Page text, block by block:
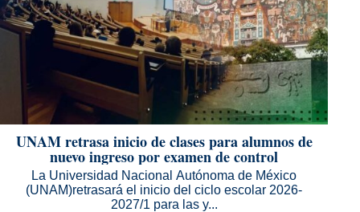
UNAM retrasa inicio de clases para alumnos de
nuevo ingreso por examen de control
La Universidad Nacional Autónoma de México
(UNAM)retrasará el inicio del ciclo escolar 2026-
2027/1 para las y...